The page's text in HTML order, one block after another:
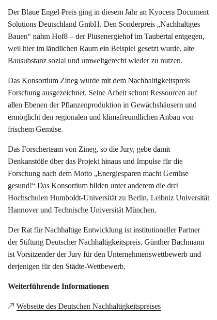
Der Blaue Engel-Preis ging in diesem Jahr an Kyocera Document
Solutions Deutschland GmbH. Den Sonderpreis „Nachhaltiges
Bauen“ nahm Hof8 – der Plusenergiehof im Taubertal entgegen,
weil hier im ländlichen Raum ein Beispiel gesetzt wurde, alte
Bausubstanz sozial und umweltgerecht wieder zu nutzen.
Das Konsortium Zineg wurde mit dem Nachhaltigkeitspreis
Forschung ausgezeichnet. Seine Arbeit schont Ressourcen auf
allen Ebenen der Pflanzenproduktion in Gewächshäusern und
ermöglicht den regionalen und klimafreundlichen Anbau von
frischem Gemüse.
Das Forscherteam von Zineg, so die Jury, gebe damit
Denkanstöße über das Projekt hinaus und Impulse für die
Forschung nach dem Motto „Energiesparen macht Gemüse
gesund!“ Das Konsortium bilden unter anderem die drei
Hochschulen Humboldt-Universität zu Berlin, Leibniz Universität
Hannover und Technische Universität München.
Der Rat für Nachhaltige Entwicklung ist institutioneller Partner
der Stiftung Deutscher Nachhaltigkeitspreis. Günther Bachmann
ist Vorsitzender der Jury für den Unternehmenswettbewerb und
derjenigen für den Städte-Wettbewerb.
Weiterführende Informationen
Webseite des Deutschen Nachhaltigkeitspreises